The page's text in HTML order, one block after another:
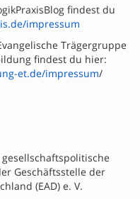
findest du
impressum
Trägergruppe
findest du hier:
et.de/impressum/
Geschäftsstelle der
(EAD) e. V.